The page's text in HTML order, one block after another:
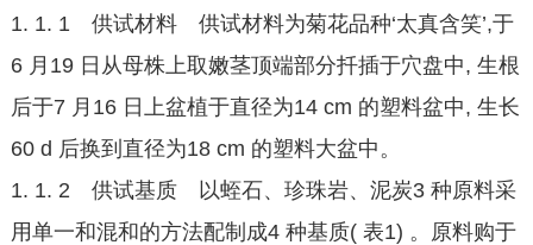
1. 1. 1 供试材料 供试材料为菊花品种‘太真含笑’,于
6 月19 日从母株上取嫩茎顶端部分扦插于穴盘中, 生根
后于7 月16 日上盆植于直径为14 cm 的塑料盆中, 生长
60 d 后换到直径为18 cm 的塑料大盆中。
1. 1. 2 供试基质 以蛭石、珍珠岩、泥炭3 种原料采
用单一和混和的方法配制成4 种基质( 表1) 。原料购于